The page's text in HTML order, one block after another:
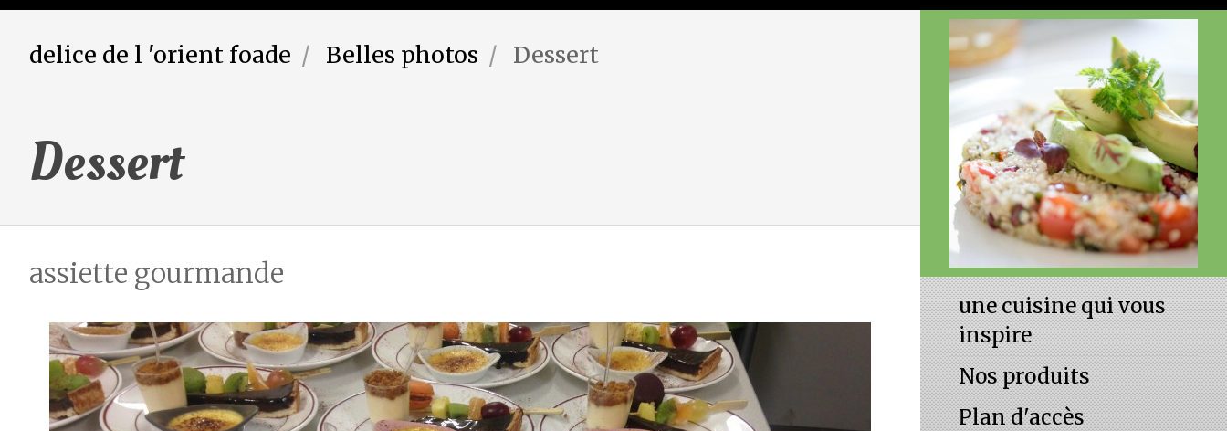
delice de l 'orient foade Belles photos Dessert
Dessert
assiette gourmande
une cuisine qui vous
inspire
Nos produits
Plan d'accès